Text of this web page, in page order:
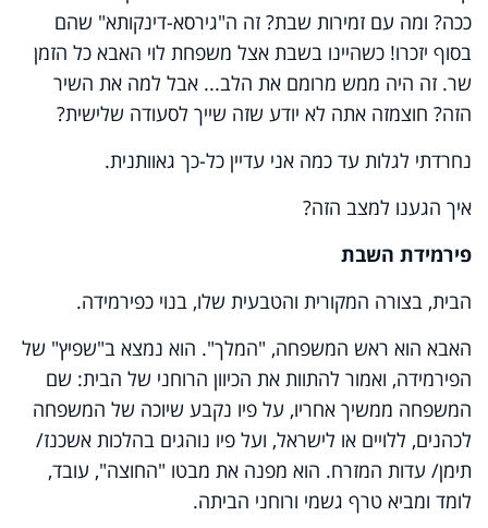
ככה? ומה עם זמירות שבת? זה ה"גירסא-דינקותא" שהם
בסוף יזכרו! כשהיינו בשבת אצל משפחת לוי האבא כל הזמן
שר. זה היה ממש מרומם את הלב... אבל למה את השיר
הזה? חוצמזה אתה לא יודע שזה שייך לסעודה שלישית?
נחרדתי לגלות עד כמה אני עדיין כל-כך גאוותנית.
איך הגענו למצב הזה?
פירמידת השבת
הבית, בצורה המקורית והטבעית שלו, בנוי כפירמידה.
האבא הוא ראש המשפחה, "המלך". הוא נמצא ב"שפיץ" של
הפירמידה, ואמור להתוות את הכיוון הרוחני של הבית: שם
המשפחה ממשיך אחריו, על פיו נקבע שיוכה של המשפחה
לכהנים, ללויים או לישראל, ועל פיו נוהגים בהלכות אשכנז/
תימן/ עדות המזרח. הוא מפנה את מבטו "החוצה", עובד,
לומד ומביא טרף גשמי ורוחני הביתה.